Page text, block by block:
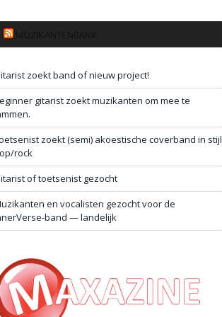
zoekt band of nieuw project!
gitarist zoekt muzikanten om mee te
zoekt (semi) akoestische coverband in stijl
rock
of toetsenist gezocht
en vocalisten gezocht voor de
band — landelijk